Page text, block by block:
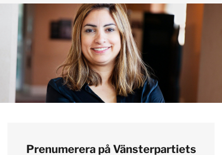
Prenumerera på Vänsterpartiets